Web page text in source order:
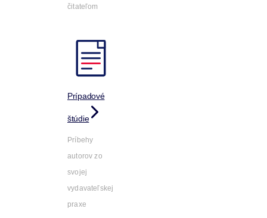
čitateľom
Prípadové
štúdie
Príbehy
autorov zo
svojej
vydavateľskej
praxe